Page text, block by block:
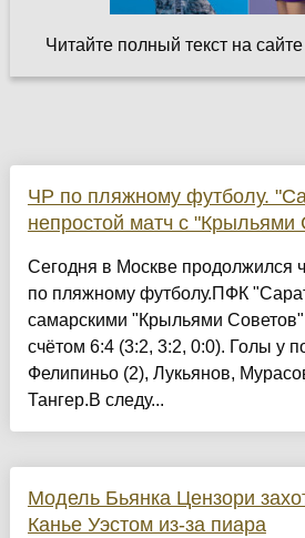
Читайте полный текст на сайте
ЧР по пляжному футболу.
непростой матч с "Крыльями
Сегодня в Москве продолжился
по пляжному футболу.ПФК
самарскими "Крыльями
счётом 6:4 (3:2, 3:2, 0:0). Голы у
Фелипиньо (2), Лукьянов,
Тангер.В следу...
Модель Бьянка Цензори
Канье Уэстом из-за пиара